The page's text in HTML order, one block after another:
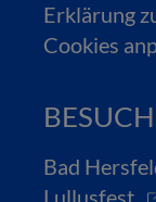
Erklärung
Cookies
Bad
Lullusfest